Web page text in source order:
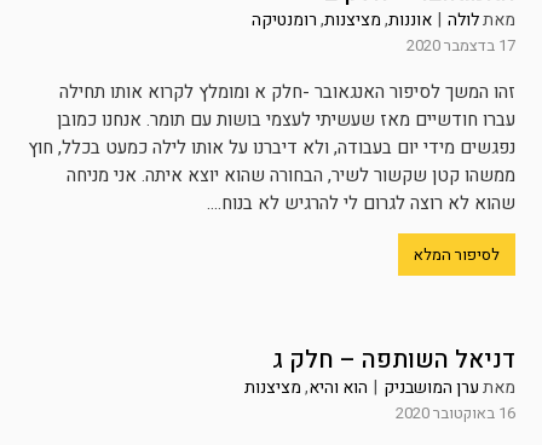
מאתלולה | אוננות,מציצנות,רומנטיקה
17 בדצמבר 2020
זהו המשך לסיפור האנגאובר -חלק א ומומלץ לקרוא אותו תחילה
עברו חודשיים מאז שעשיתי לעצמי בושות עם תומר. אנחנו כמובן
נפגשים מידי יום בעבודה, ולא דיברנו על אותו לילה כמעט בכלל, חוץ
ממשהו קטן שקשור לשיר, הבחורה שהוא יוצא איתה. אני מניחה
שהוא לא רוצה לגרום לי להרגיש לא בנוח....
לסיפור המלא
דניאל השותפה – חלק ג
מאתערן המושבניק | הוא והיא,מציצנות
16 באוקטובר 2020